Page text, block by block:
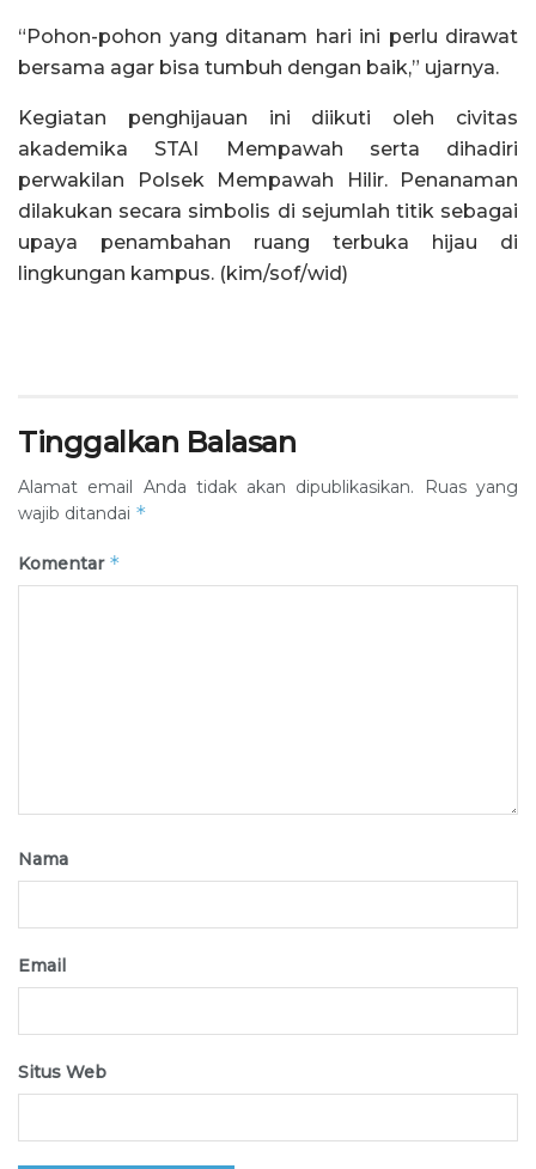
“Pohon-pohon yang ditanam hari ini perlu dirawat
bersama agar bisa tumbuh dengan baik,” ujarnya.
Kegiatan penghijauan ini diikuti oleh civitas
akademika STAI Mempawah serta dihadiri
perwakilan Polsek Mempawah Hilir. Penanaman
dilakukan secara simbolis di sejumlah titik sebagai
upaya penambahan ruang terbuka hijau di
lingkungan kampus. (kim/sof/wid)
Tinggalkan Balasan
Alamat email Anda tidak akan dipublikasikan.
Ruas yang
wajib ditandai *
Komentar *
Nama
Email
Situs Web